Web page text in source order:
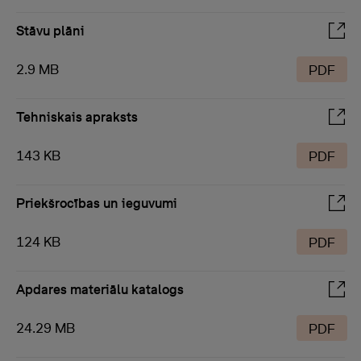
Stāvu plāni
2.9 MB PDF
Tehniskais apraksts
143 KB PDF
Priekšrocības un ieguvumi
124 KB PDF
Apdares materiālu katalogs
24.29 MB PDF